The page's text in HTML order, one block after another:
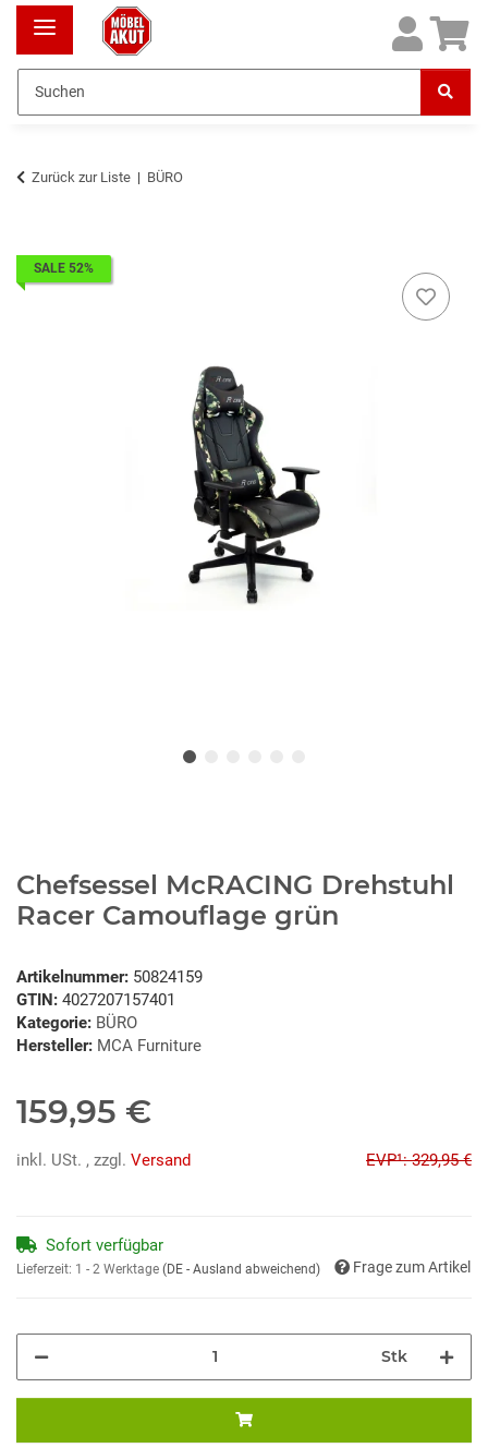
Zurück zur Liste BÜRO
SALE 52%
Chefsessel McRACING Drehstuhl
Racer Camouflage grün
Artikelnummer: 50824159
GTIN: 4027207157401
Kategorie: BÜRO
Hersteller: MCA Furniture
159,95 €
inkl. USt. , zzgl. Versand EVP¹: 329,95 €
Sofort verfügbar
Lieferzeit: 1 - 2 Werktage (DE - Ausland abweichend) Frage zum Artikel
Stk